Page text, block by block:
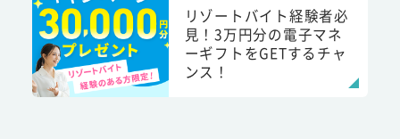
リゾートバイト経験者必
見！3万円分の電子マネ
ーギフトをGETするチャ
ンス！